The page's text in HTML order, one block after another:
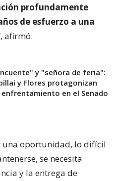
profundamente
de esfuerzo a una
afirmó.
y "señora de feria":
y Flores protagonizan
en el Senado
una oportunidad, lo difícil
se necesita
y la entrega de